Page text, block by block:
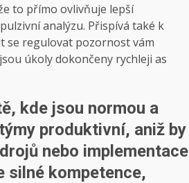
to přímo ovlivňuje lepší
analýzu. Přispívá také k
se regulovat pozornost vám
úkoly dokončeny rychleji as
kde jsou normou a
produktivní, aniž by
nebo implementace
silné kompetence,